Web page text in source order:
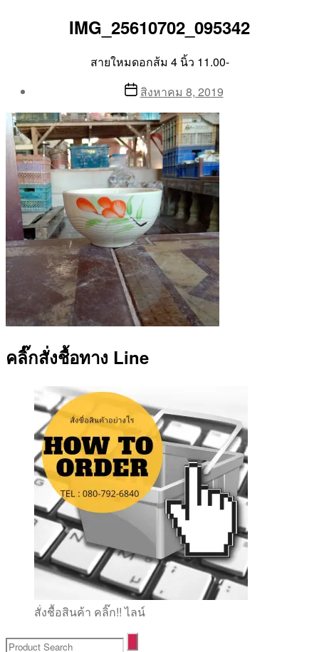
IMG_25610702_095342
สายใหมดอกส้ม 4 นิ้ว 11.00-
By
Aea
Postสิงหาคม 8, 2019
คลิ๊กสั่งชื้อทาง Line
สั่งชื้อสินค้า คลิ๊ก!! ไลน์